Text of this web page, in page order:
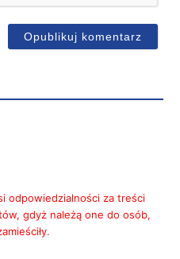
odpowiedzialności za treści
gdyż należą one do osób,